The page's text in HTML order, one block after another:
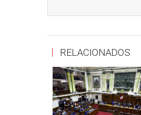
cuentas a la población”,
Rojas.
DICTÁMENES
De otro lado, la comisión
Ley 8123/2023-CR, Ley
Huancavelica.
Asimismo, con 14 votos
ley 3009/2022-CR y
RELACIONADOS